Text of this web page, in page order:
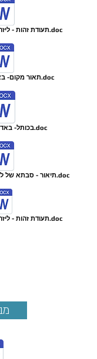
תעודת זהות - ליזה באדיבות חני לוריא.doc
תאור מקום- באדיבות חני לוריא.doc
בכותל- באדיבות חני לוריא.doc
תיאור - סבתא של ליזה באדיבות חני לוריא.doc
תעודת זהות - ליזה באדיבות חני לוריא.doc